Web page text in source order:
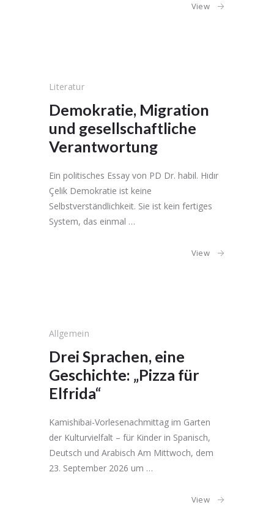
View
Literatur
Demokratie, Migration
und gesellschaftliche
Verantwortung
Ein politisches Essay von PD Dr. habil. Hıdır
Çelik Demokratie ist keine
Selbstverständlichkeit. Sie ist kein fertiges
System, das einmal …
View
Allgemein
Drei Sprachen, eine
Geschichte: „Pizza für
Elfrida“
Kamishibai-Vorlesenachmittag im Garten
der Kulturvielfalt – für Kinder in Spanisch,
Deutsch und Arabisch Am Mittwoch, dem
23. September 2026 um …
View